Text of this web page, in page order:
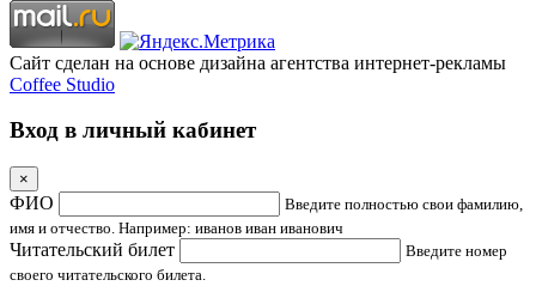
Сайт сделан на основе дизайна агентства интернет-рекламы
Coffee Studio
Вход в личный кабинет
×
ФИО
Введите полностью свои фамилию,
имя и отчество. Например: иванов иван иванович
Читательский билет
Введите номер
своего читательского билета.